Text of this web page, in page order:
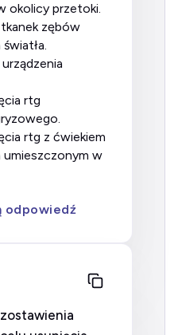
okolicy przetoki.
w
odpowiedź